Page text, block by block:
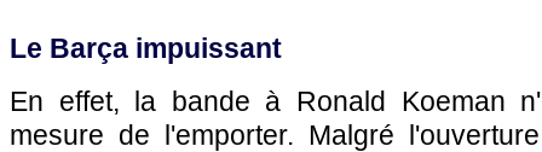
Le Barça impuissant
En effet, la bande à Ronald Koeman
mesure de l'emporter. Malgré